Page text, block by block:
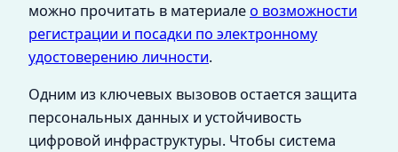
можно прочитать в материале о возможности
регистрации и посадки по электронному
удостоверению личности.
Одним из ключевых вызовов остается защита
персональных данных и устойчивость
цифровой инфраструктуры. Чтобы система